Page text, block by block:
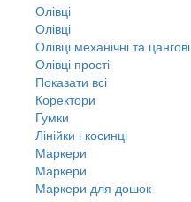
Олівці
Олівці
Олівці механічні та цангові
Олівці прості
Показати всі
Коректори
Гумки
Лінійки і косинці
Маркери
Маркери
Маркери для дошок